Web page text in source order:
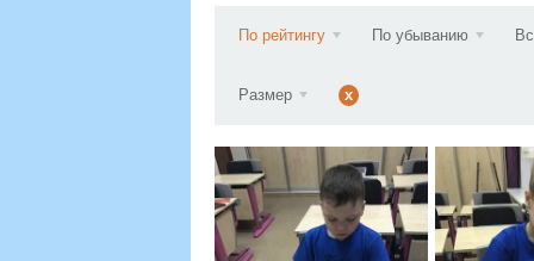
По рейтингу По убыванию
Размер x